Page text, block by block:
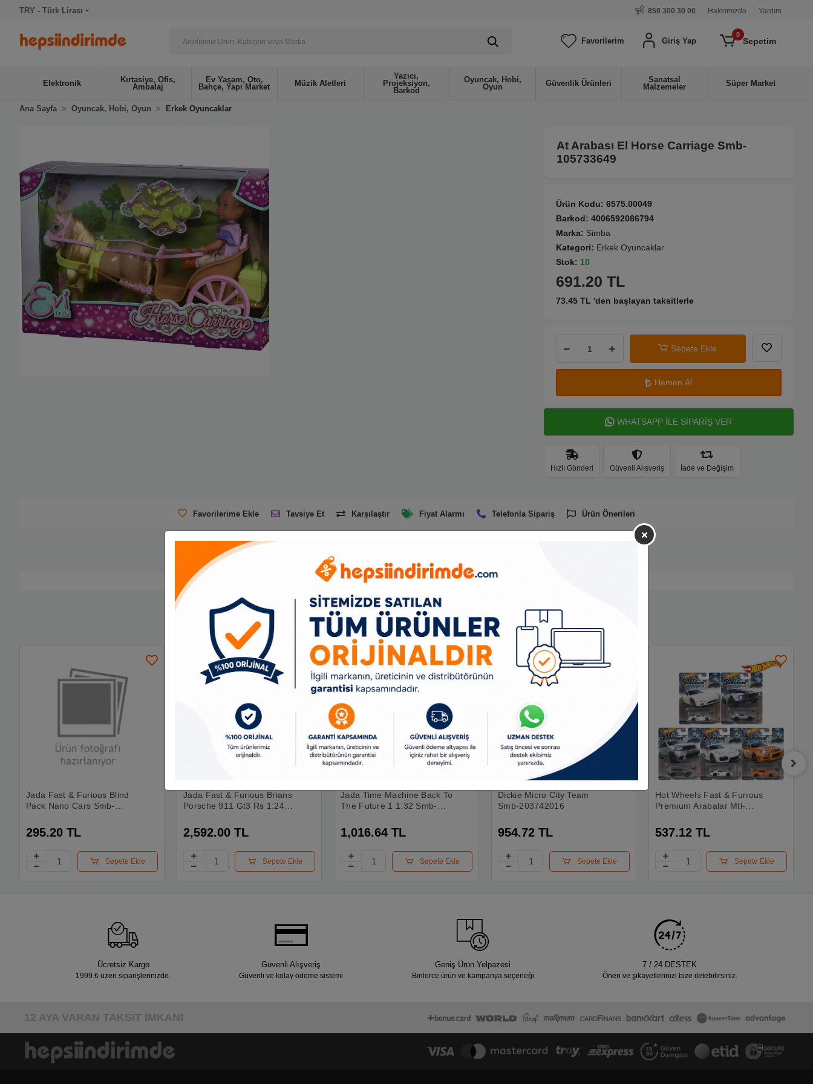
TRY - Türk Lirası 850 300 30 00 Hakkımızda Yardım
Favorilerim Giriş Yap
0
Sepetim
Elektronik
Kırtasiye, Ofis,
Ambalaj
Ev Yaşam, Oto,
Bahçe, Yapı Market
Müzik Aletleri
Yazıcı,
Projeksiyon,
Barkod
Oyuncak, Hobi,
Oyun
Güvenlik Ürünleri
Sanatsal
Malzemeler
Süper Market
Ana Sayfa Oyuncak, Hobi, Oyun Erkek Oyuncaklar
At Arabası El Horse Carriage Smb-
105733649
Ürün Kodu: 6575.00049
Barkod: 4006592086794
Marka: Simba
Kategori: Erkek Oyuncaklar
Stok: 10
691.20 TL
73.45 TL 'den başlayan taksitlerle
Sepete Ekle
Hemen Al
WHATSAPP İLE SİPARİŞ VER
Hızlı Gönderi Güvenli Alışveriş İade ve Değişim
Favorilerime Ekle Tavsiye Et Karşılaştır Fiyat Alarmı Telefonla Sipariş Ürün Önerileri
Ürün Açıklaması
Benzer Ürünler
Jada Fast & Furious Blind
Pack Nano Cars Smb-
295.20 TL
Sepete Ekle
Jada Fast & Furious Brians
Porsche 911 Gt3 Rs 1:24
2,592.00 TL
Sepete Ekle
Jada Time Machine Back To
The Future 1 1:32 Smb-
1,016.64 TL
Sepete Ekle
Dickie Micro City Team
Smb-203742016
954.72 TL
Sepete Ekle
Hot Wheels Fast & Furıous
Premium Arabalar Mtl-
537.12 TL
Sepete Ekle
Ücretsiz Kargo
1999.₺ üzeri siparişlerinizde.
Güvenli Alışveriş
Güvenli ve kolay ödeme sistemi
Geniş Ürün Yelpazesi
Binlerce ürün ve kampanya seçeneği
7 / 24 DESTEK
Öneri ve şikayetlerinizi bize iletebilirsiniz.
12 AYA VARAN TAKSİT İMKANI